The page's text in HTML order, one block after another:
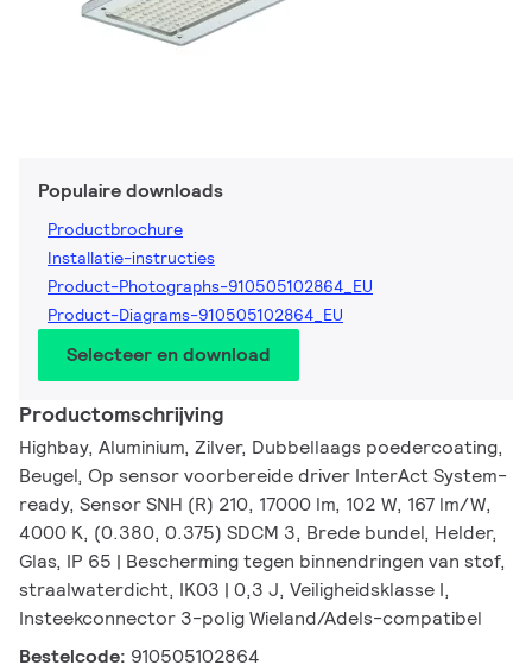
Populaire downloads
Productbrochure
Installatie-instructies
Product-Photographs-910505102864_EU
Product-Diagrams-910505102864_EU
Selecteer en download
Productomschrijving
Highbay, Aluminium, Zilver, Dubbellaags poedercoating,
Beugel, Op sensor voorbereide driver InterAct System-
ready, Sensor SNH (R) 210, 17000 lm, 102 W, 167 lm/W,
4000 K, (0.380, 0.375) SDCM 3, Brede bundel, Helder,
Glas, IP 65 | Bescherming tegen binnendringen van stof,
straalwaterdicht, IK03 | 0,3 J, Veiligheidsklasse I,
Insteekconnector 3-polig Wieland/Adels-compatibel
Bestelcode: 910505102864